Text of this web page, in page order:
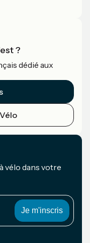
?
dédié aux
vélo dans votre